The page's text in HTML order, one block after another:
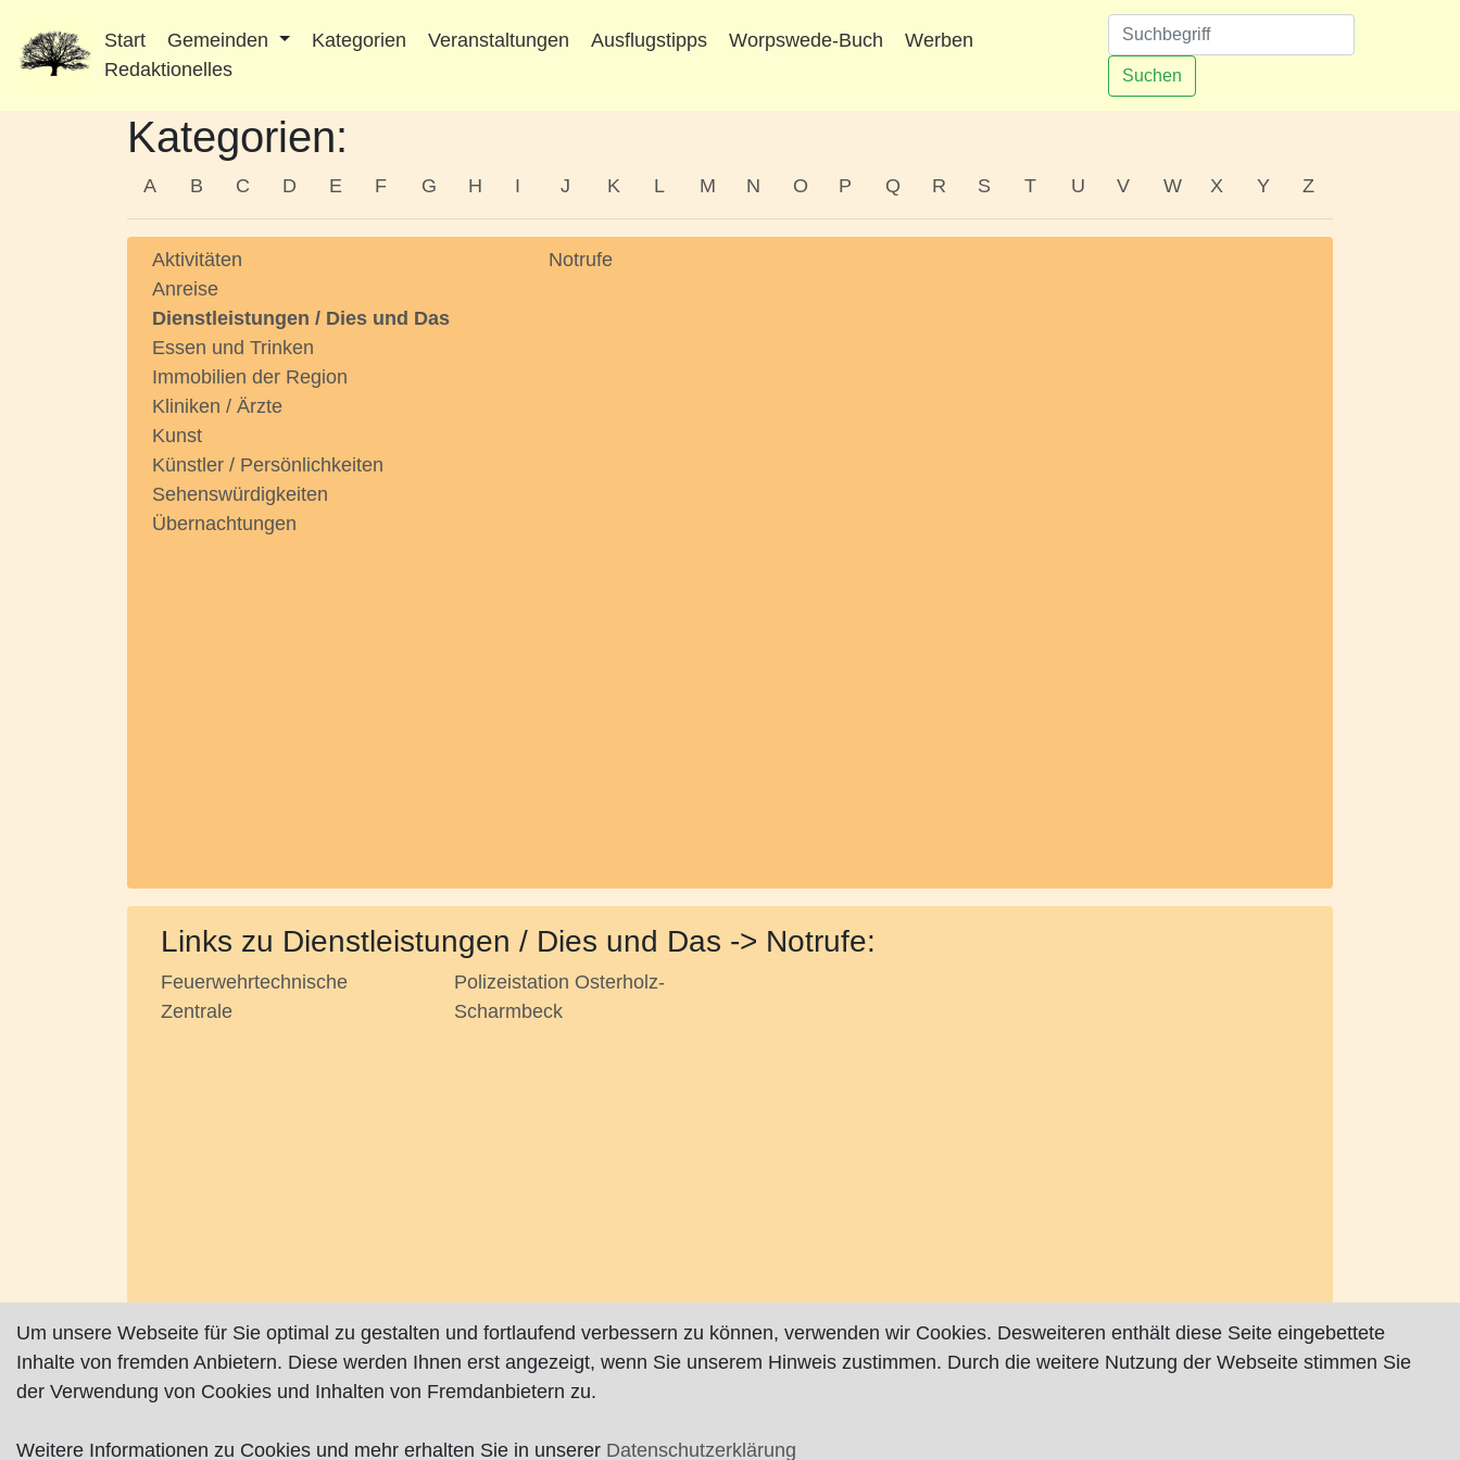
Start Gemeinden Kategorien Veranstaltungen Ausflugstipps Worpswede-Buch
Werben
Redaktionelles
Suchen
Kategorien:
A B C D E F G H I J K L M N O P Q R S T U V W X Y Z
Aktivitäten
Anreise
Dienstleistungen / Dies und Das
Essen und Trinken
Immobilien der Region
Kliniken / Ärzte
Kunst
Künstler / Persönlichkeiten
Sehenswürdigkeiten
Übernachtungen
Notrufe
Links zu Dienstleistungen / Dies und Das -> Notrufe:
Feuerwehrtechnische
Zentrale
Polizeistation Osterholz-
Scharmbeck
Impressum
Um unsere Webseite für Sie optimal zu gestalten und fortlaufend verbessern zu können, verwenden wir Cookies. Desweiteren enthält diese Seite eingebettete
Inhalte von fremden Anbietern. Diese werden Ihnen erst angezeigt, wenn Sie unserem Hinweis zustimmen. Durch die weitere Nutzung der Webseite stimmen Sie
der Verwendung von Cookies und Inhalten von Fremdanbietern zu.
Weitere Informationen zu Cookies und mehr erhalten Sie in unserer Datenschutzerklärung